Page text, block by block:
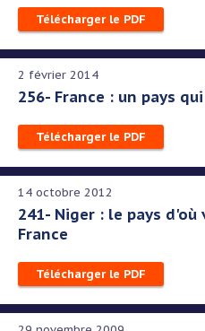
Télécharger le PDF
2 février 2014
256- France : un pays
Télécharger le PDF
14 octobre 2012
241- Niger : le pays
France
Télécharger le PDF